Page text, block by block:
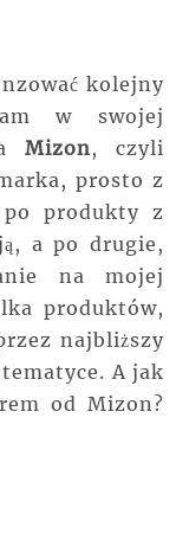
kolejny
w swojej
Mizon, czyli
prosto z
po produkty z
a po drugie,
na mojej
produktów,
najbliższy
A jak
od Mizon?